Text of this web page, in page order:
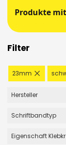
Produkte
Filter
23mm
Diesen
Artikel
Hersteller
Schriftbandtyp
Eigenschaft